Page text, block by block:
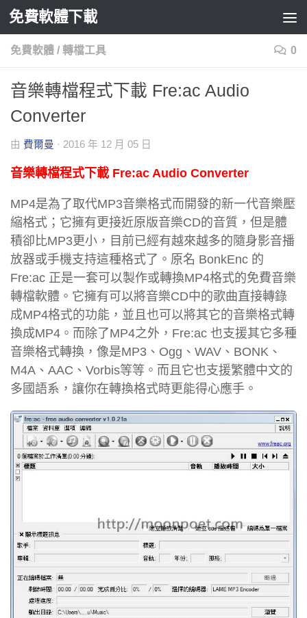
Skip to content
免費軟體下載
免費軟體 / 轉檔工具 0
音樂轉檔程式下載 Fre:ac Audio
Converter
由 費爾曼 · 2016 年 12 月 05 日
音樂轉檔程式下載 Fre:ac Audio Converter
MP4是為了取代MP3音樂格式而開發的新一代音樂壓
縮格式；它擁有更接近原版音樂CD的音質，但是體
積卻比MP3更小，目前已經有越來越多的隨身影音播
放器或手機支持這種格式了。原名 BonkEnc 的
Fre:ac 正是一套可以製作或轉換MP4格式的免費音樂
轉檔軟體。它擁有可以將音樂CD中的歌曲直接轉錄
成MP4格式的功能，並且也可以將其它的音樂格式轉
換成MP4。而除了MP4之外，Fre:ac 也支援其它多種
音樂格式轉換，像是MP3、Ogg、WAV、BONK、
M4A、AAC、Vorbis等等。而且它也支援繁體中文的
多國語系，讓你在轉換格式時更能得心應手。